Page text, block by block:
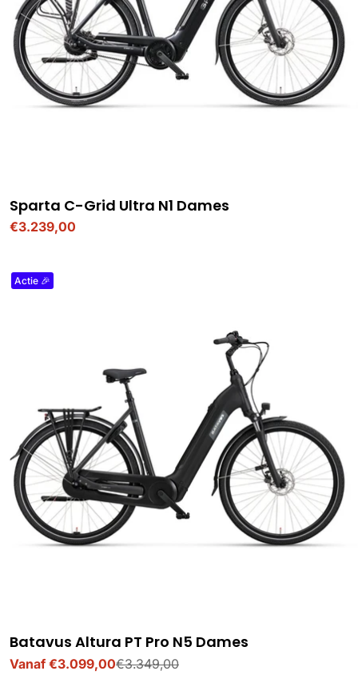
Sparta C-Grid Ultra N1 Dames
Verkoopprijs
€3.239,00
Actie 🎉
Batavus Altura PT Pro N5 Dames
Verkoopprijs
Vanaf €3.099,00
Normale
€3.349,00